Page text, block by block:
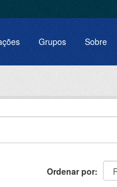
Grupos Sobre
Ordenar por